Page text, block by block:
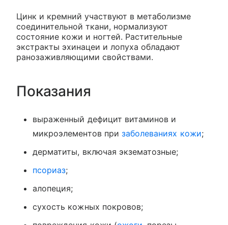
Цинк и кремний участвуют в метаболизме
соединительной ткани, нормализуют
состояние кожи и ногтей. Растительные
экстракты эхинацеи и лопуха обладают
ранозаживляющими свойствами.
Показания
выраженный дефицит витаминов и
микроэлементов при заболеваниях кожи;
дерматиты, включая экзематозные;
псориаз;
алопеция;
сухость кожных покровов;